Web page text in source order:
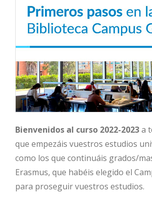
Bienvenidos al curso 2022-2023a
que empezáis vuestros estudios
como los que continuáis grados/
Erasmus, que habéis elegido el
para proseguir vuestros estudios.